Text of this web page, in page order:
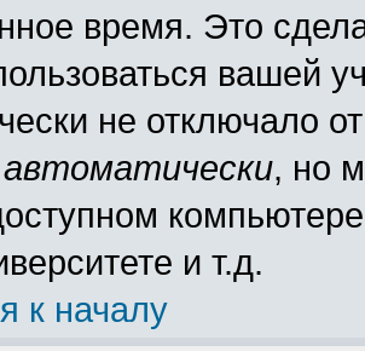
время. Это
вашей
не отключало
, но
и т.д.
к началу